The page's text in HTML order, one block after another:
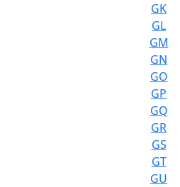
GK
GL
GM
GN
GO
GP
GQ
GR
GS
GT
GU